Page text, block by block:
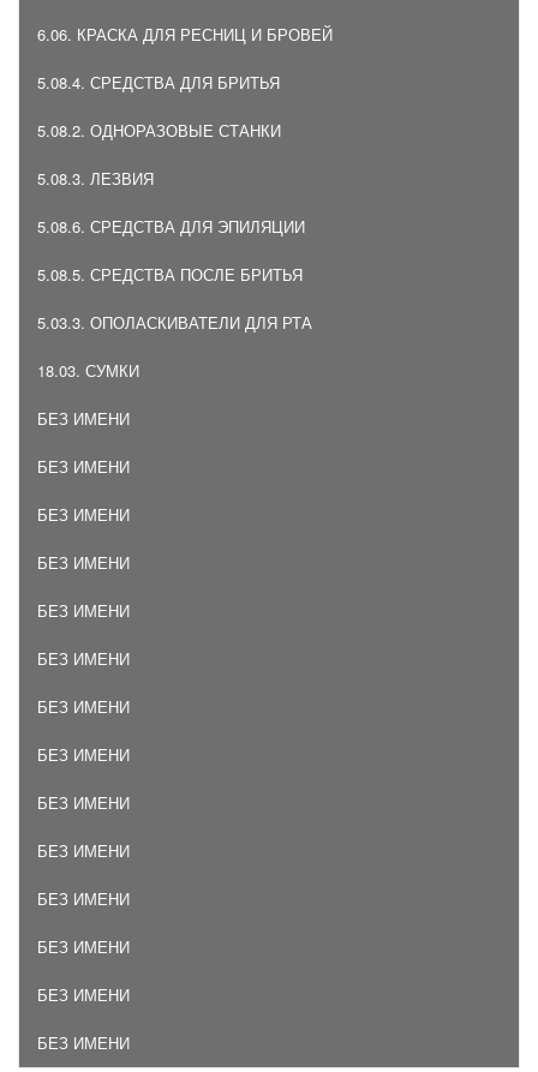
6.06. КРАСКА ДЛЯ РЕСНИЦ И БРОВЕЙ
5.08.4. СРЕДСТВА ДЛЯ БРИТЬЯ
5.08.2. ОДНОРАЗОВЫЕ СТАНКИ
5.08.3. ЛЕЗВИЯ
5.08.6. СРЕДСТВА ДЛЯ ЭПИЛЯЦИИ
5.08.5. СРЕДСТВА ПОСЛЕ БРИТЬЯ
5.03.3. ОПОЛАСКИВАТЕЛИ ДЛЯ РТА
18.03. СУМКИ
БЕЗ ИМЕНИ
БЕЗ ИМЕНИ
БЕЗ ИМЕНИ
БЕЗ ИМЕНИ
БЕЗ ИМЕНИ
БЕЗ ИМЕНИ
БЕЗ ИМЕНИ
БЕЗ ИМЕНИ
БЕЗ ИМЕНИ
БЕЗ ИМЕНИ
БЕЗ ИМЕНИ
БЕЗ ИМЕНИ
БЕЗ ИМЕНИ
БЕЗ ИМЕНИ